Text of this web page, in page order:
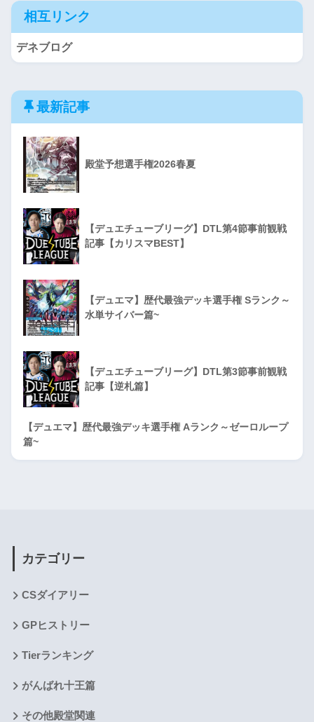
相互リンク
デネブログ
最新記事
殿堂予想選手権2026春夏
【デュエチューブリーグ】DTL第4節事前観戦
記事【カリスマBEST】
【デュエマ】歴代最強デッキ選手権 Sランク～
水単サイバー篇~
【デュエチューブリーグ】DTL第3節事前観戦
記事【逆札篇】
【デュエマ】歴代最強デッキ選手権 Aランク～ゼーロループ
篇~
カテゴリー
CSダイアリー
GPヒストリー
Tierランキング
がんばれ十王篇
その他殿堂関連